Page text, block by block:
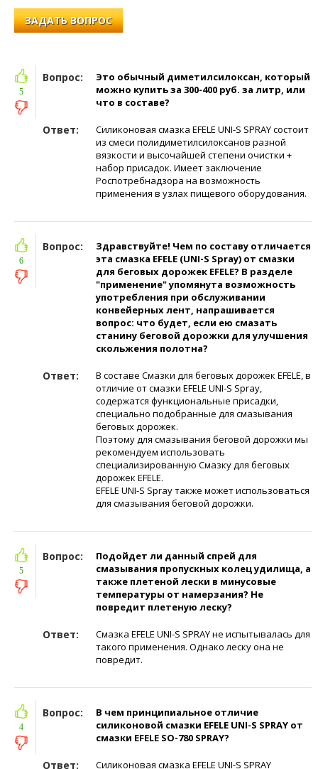
ЗАДАТЬ ВОПРОС
Вопрос:
Это обычный диметилсилоксан, который
можно купить за 300-400 руб. за литр, или
что в составе?
Ответ:
Силиконовая смазка EFELE UNI-S SPRAY состоит
из смеси полидиметилсилоксанов разной
вязкости и высочайшей степени очистки +
набор присадок. Имеет заключение
Роспотребнадзора на возможность
применения в узлах пищевого оборудования.
5
Вопрос:
Здравствуйте! Чем по составу отличается
эта смазка EFELE (UNI-S Spray) от смазки
для беговых дорожек EFELE? В разделе
"применение" упомянута возможность
употребления при обслуживании
конвейерных лент, напрашивается
вопрос: что будет, если ею смазать
станину беговой дорожки для улучшения
скольжения полотна?
Ответ:
В составе Смазки для беговых дорожек EFELE, в
отличие от смазки EFELE UNI-S Spray,
содержатся функциональные присадки,
специально подобранные для смазывания
беговых дорожек.
Поэтому для смазывания беговой дорожки мы
рекомендуем использовать
специализированную Смазку для беговых
дорожек EFELE.
EFELE UNI-S Spray также может использоваться
для смазывания беговой дорожки.
6
Вопрос:
Подойдет ли данный спрей для
смазывания пропускных колец удилища, а
также плетеной лески в минусовые
температуры от намерзания? Не
повредит плетеную леску?
Ответ:
Смазка EFELE UNI-S SPRAY не испытывалась для
такого применения. Однако леску она не
повредит.
5
Вопрос:
В чем принципиальное отличие
силиконовой смазки EFELE UNI-S SPRAY от
смазки EFELE SO-780 SPRAY?
Ответ: Силиконовая смазка EFELE UNI-S SPRAY
4